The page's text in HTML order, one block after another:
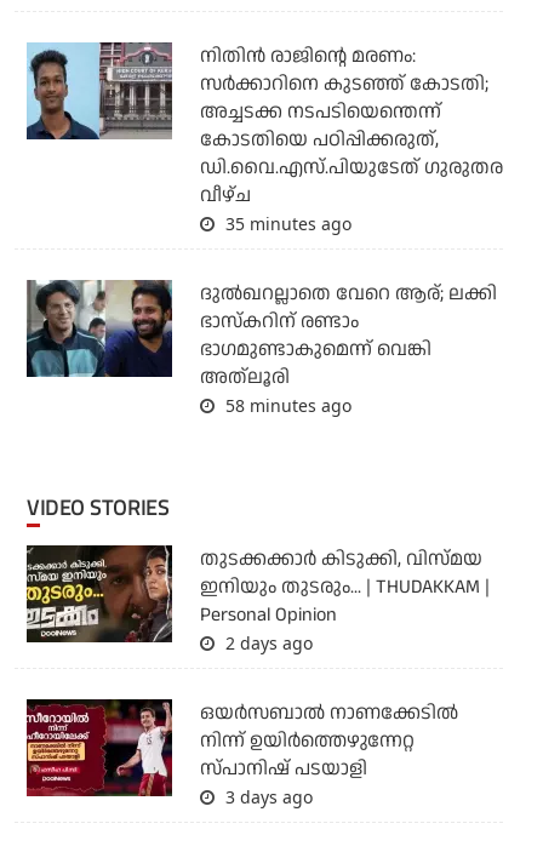
നിതിന്‍ രാജിന്റെ മരണം:
സര്‍ക്കാറിനെ കുടഞ്ഞ് കോടതി;
അച്ചടക്ക നടപടിയെന്തെന്ന്
കോടതിയെ പഠിപ്പിക്കരുത്,
ഡി.വൈ.എസ്.പിയുടേത് ഗുരുതര
വീഴ്ച
35 minutes ago
ദുല്‍ഖറല്ലാതെ വേറെ ആര്; ലക്കി
ഭാസ്‌കറിന് രണ്ടാം
ഭാഗമുണ്ടാകുമെന്ന് വെങ്കി
അത്‌ലൂരി
58 minutes ago
VIDEO STORIES
തുടക്കക്കാര്‍ കിടുക്കി, വിസ്മയ
ഇനിയും തുടരും... | THUDAKKAM |
Personal Opinion
2 days ago
ഒയര്‍സബാൽ നാണക്കേടിൽ
നിന്ന് ഉയിർത്തെഴുന്നേറ്റ
സ്പാനിഷ് പടയാളി
3 days ago